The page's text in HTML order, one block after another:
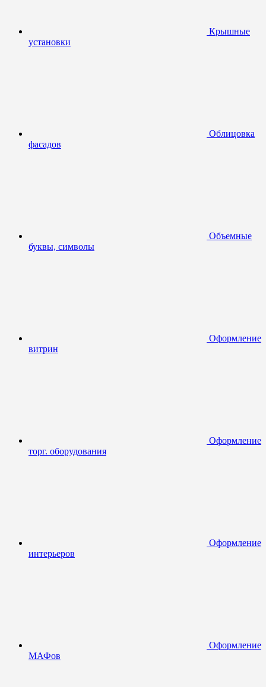
Крышные
установки
Облицовка
фасадов
Объемные
буквы, символы
Оформление
витрин
Оформление
торг. оборудования
Оформление
интерьеров
Оформление
МАФов